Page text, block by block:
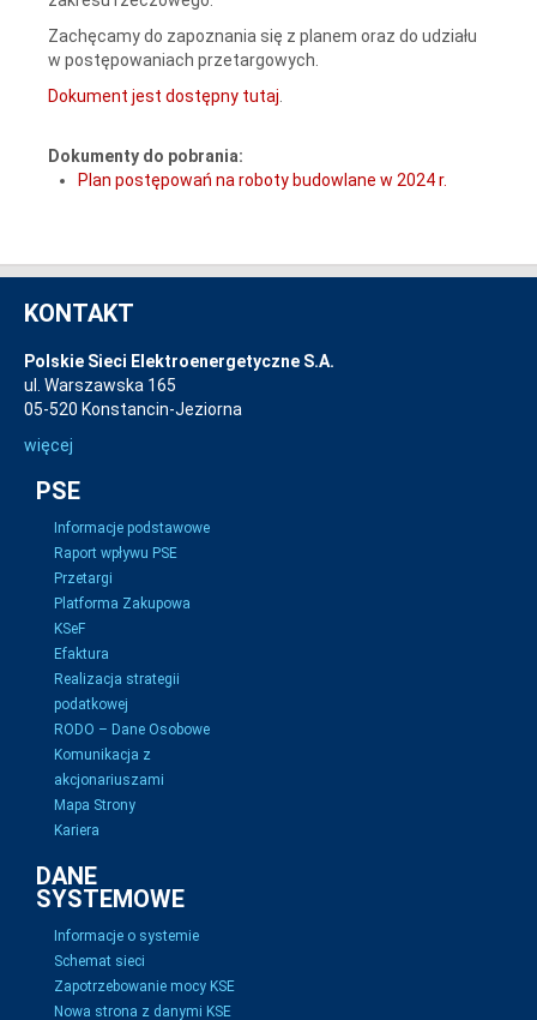
Zachęcamy do zapoznania się z planem oraz do udziału
w postępowaniach przetargowych.
Dokument jest dostępny tutaj
Dokumenty do pobrania:
Plan postępowań na roboty budowlane w 2024 r.
KONTAKT
Polskie Sieci Elektroenergetyczne S.A.
ul. Warszawska 165
05-520 Konstancin-Jeziorna
więcej
PSE
Informacje podstawowe
Raport wpływu PSE
Przetargi
Platforma Zakupowa
KSeF
Efaktura
Realizacja strategii
podatkowej
RODO – Dane Osobowe
Komunikacja z
akcjonariuszami
Mapa Strony
Kariera
DANE
SYSTEMOWE
Informacje o systemie
Schemat sieci
Zapotrzebowanie mocy KSE
Nowa strona z danymi KSE